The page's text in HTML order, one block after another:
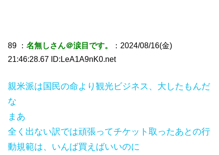
89 ：名無しさん＠涙目です。
：2024/08/16(金)
21:46:28.67 ID:LeA1A9nK0.net
親米派は国民の命より観光ビジネス、大したもんだ
な
まあ
全く出ない訳では頑張ってチケット取ったあとの行
動規範は、いんば買えばいいのに